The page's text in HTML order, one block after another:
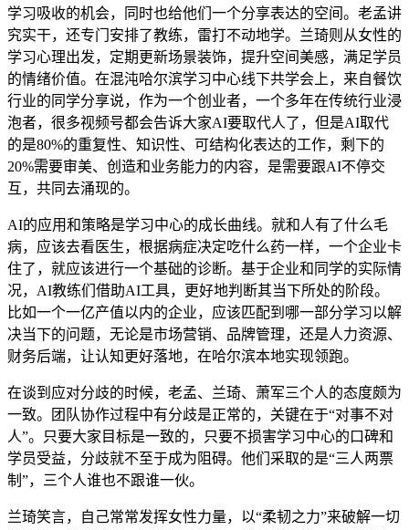
学习吸收的机会，同时也给他们一个分享表达的空间。老孟讲
究实干，还专门安排了教练，雷打不动地学。兰琦则从女性的
学习心理出发，定期更新场景装饰，提升空间美感，满足学员
的情绪价值。在混沌哈尔滨学习中心线下共学会上，来自餐饮
行业的同学分享说，作为一个创业者，一个多年在传统行业浸
泡者，很多视频号都会告诉大家AI要取代人了，但是AI取代
的是80%的重复性、知识性、可结构化表达的工作，剩下的
20%需要审美、创造和业务能力的内容，是需要跟AI不停交
互，共同去涌现的。
AI的应用和策略是学习中心的成长曲线。就和人有了什么毛
病，应该去看医生，根据病症决定吃什么药一样，一个企业卡
住了，就应该进行一个基础的诊断。基于企业和同学的实际情
况，AI教练们借助AI工具，更好地判断其当下所处的阶段。
比如一个一亿产值以内的企业，应该匹配到哪一部分学习以解
决当下的问题，无论是市场营销、品牌管理，还是人力资源、
财务后端，让认知更好落地，在哈尔滨本地实现领跑。
在谈到应对分歧的时候，老孟、兰琦、萧军三个人的态度颇为
一致。团队协作过程中有分歧是正常的，关键在于“对事不对
人”。只要大家目标是一致的，只要不损害学习中心的口碑和
学员受益，分歧就不至于成为阻碍。他们采取的是“三人两票
制”，三个人谁也不跟谁一伙。
兰琦笑言，自己常常发挥女性力量，以“柔韧之力”来破解一切